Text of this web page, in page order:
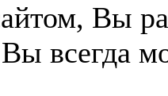
Вы
всегда